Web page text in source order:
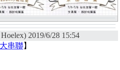
2019/6/28 15:54
串聯】